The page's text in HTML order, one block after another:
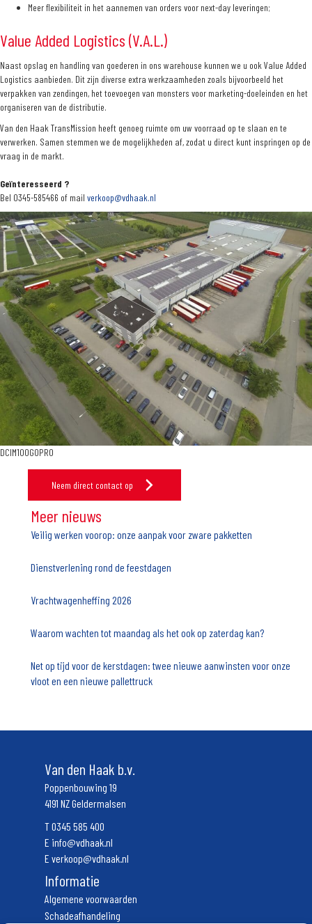
Meer flexibiliteit in het aannemen van orders voor next-day leveringen;
Value Added Logistics (V.A.L.)
Naast opslag en handling van goederen in ons warehouse kunnen we u ook Value Added
Logistics aanbieden. Dit zijn diverse extra werkzaamheden zoals bijvoorbeeld het
verpakken van zendingen, het toevoegen van monsters voor marketing-doeleinden en het
organiseren van de distributie.
Van den Haak TransMission heeft genoeg ruimte om uw voorraad op te slaan en te
verwerken. Samen stemmen we de mogelijkheden af, zodat u direct kunt inspringen op de
vraag in de markt.
Geïnteresseerd ?
Bel 0345-585466 of mail verkoop@vdhaak.nl
DCIM100GOPRO
Neem direct contact op
Meer nieuws
Veilig werken voorop: onze aanpak voor zware pakketten
Dienstverlening rond de feestdagen
Vrachtwagenheffing 2026
Waarom wachten tot maandag als het ook op zaterdag kan?
Net op tijd voor de kerstdagen: twee nieuwe aanwinsten voor onze
vloot en een nieuwe pallettruck
Van den Haak b.v.
Poppenbouwing 19
4191 NZ Geldermalsen
T0345 585 400
E info@vdhaak.nl
E verkoop@vdhaak.nl
Informatie
Algemene voorwaarden
Schadeafhandeling